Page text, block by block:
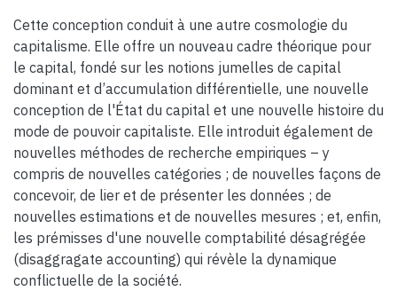
Cette conception conduit à une autre cosmologie du
capitalisme. Elle offre un nouveau cadre théorique pour
le capital, fondé sur les notions jumelles de capital
dominant et d’accumulation différentielle, une nouvelle
conception de l'État du capital et une nouvelle histoire du
mode de pouvoir capitaliste. Elle introduit également de
nouvelles méthodes de recherche empiriques – y
compris de nouvelles catégories ; de nouvelles façons de
concevoir, de lier et de présenter les données ; de
nouvelles estimations et de nouvelles mesures ; et, enfin,
les prémisses d'une nouvelle comptabilité désagrégée
(disaggragate accounting) qui révèle la dynamique
conflictuelle de la société.